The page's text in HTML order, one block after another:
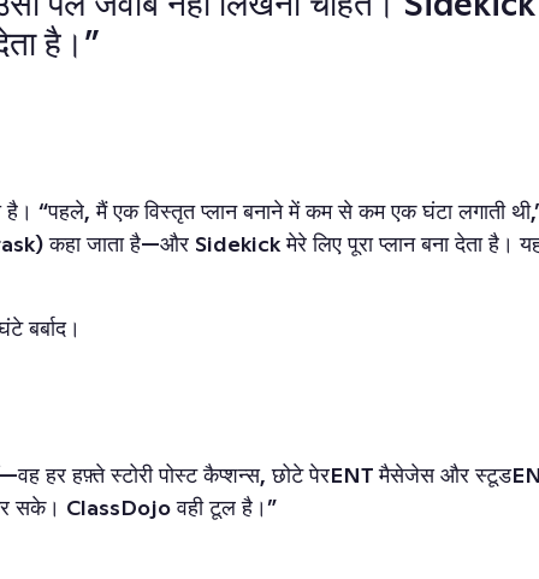
है।”
“पहले, मैं एक विस्तृत प्लान बनाने में कम से कम एक घंटा लगाती
जाता है—और Sidekick मेरे लिए पूरा प्लान बना देता है। यह
बर्बाद।
हर हफ़्ते स्टोरी पोस्ट कैप्शन्स, छोटे पेरENT मैसेजेस और
सके। ClassDojo वही टूल है।”